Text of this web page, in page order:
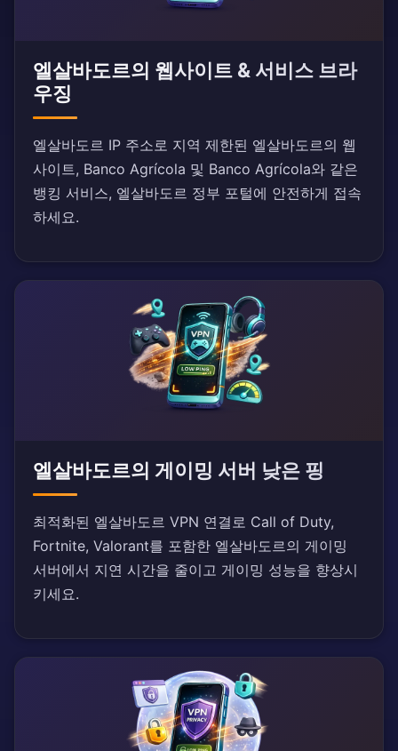
엘살바도르의 웹사이트 & 서비스 브라
우징
엘살바도르 IP 주소로 지역 제한된 엘살바도르의 웹
사이트, Banco Agrícola 및 Banco Agrícola와 같은
뱅킹 서비스, 엘살바도르 정부 포털에 안전하게 접속
하세요.
엘살바도르의 게이밍 서버 낮은 핑
최적화된 엘살바도르 VPN 연결로 Call of Duty,
Fortnite, Valorant를 포함한 엘살바도르의 게이밍
서버에서 지연 시간을 줄이고 게이밍 성능을 향상시
키세요.